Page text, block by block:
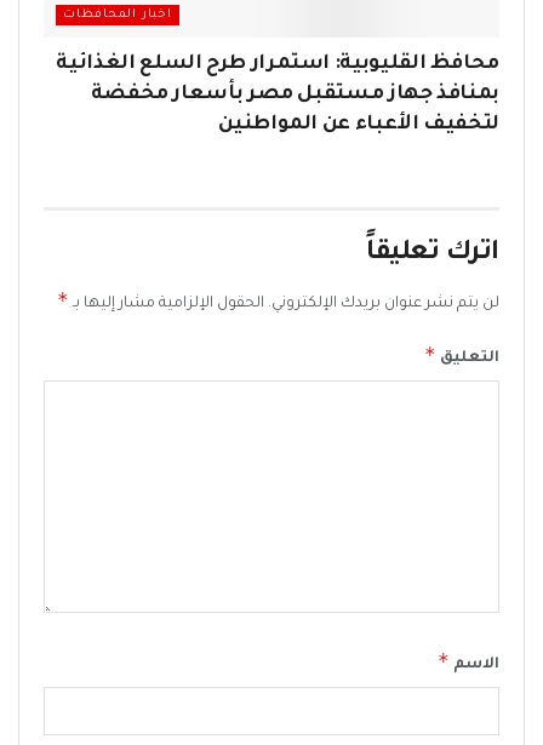
اخبار المحافظات
محافظ القليوبية: استمرار طرح السلع الغذائية
بمنافذ جهاز مستقبل مصر بأسعار مخفضة
لتخفيف الأعباء عن المواطنين
اترك تعليقاً
لن يتم نشر عنوان بريدك الإلكتروني. الحقول الإلزامية مشار إليها بـ *
التعليق *
الاسم *